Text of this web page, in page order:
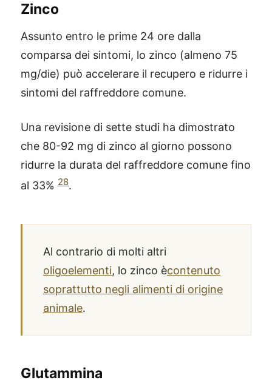
Zinco
Assunto entro le prime 24 ore dalla
comparsa dei sintomi, lo zinco (almeno 75
mg/die) può accelerare il recupero e ridurre i
sintomi del raffreddore comune.
Una revisione di sette studi ha dimostrato
che 80-92 mg di zinco al giorno possono
ridurre la durata del raffreddore comune fino
al 33% 28.
Al contrario di molti altri
oligoelementi, lo zinco ècontenuto
soprattutto negli alimenti di origine
animale.
Glutammina